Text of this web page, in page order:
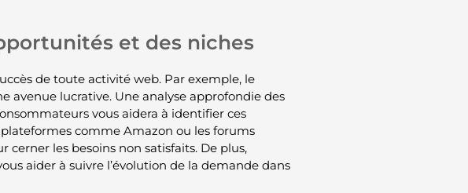
et des niches
de toute activité web. Par exemple, le
lucrative. Une analyse approfondie des
vous aidera à identifier ces
comme Amazon ou les forums
les besoins non satisfaits. De plus,
aider à suivre l’évolution de la demande dans